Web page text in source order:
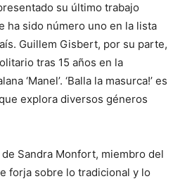
su último trabajo
ha sido número uno en la lista
Guillem Gisbert, por su parte,
tras 15 años en la
‘Manel’. ‘Balla la masurca!’ es
explora diversos géneros
Sandra Monfort, miembro del
forja sobre lo tradicional y lo